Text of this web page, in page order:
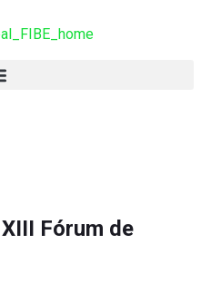
Fórum de